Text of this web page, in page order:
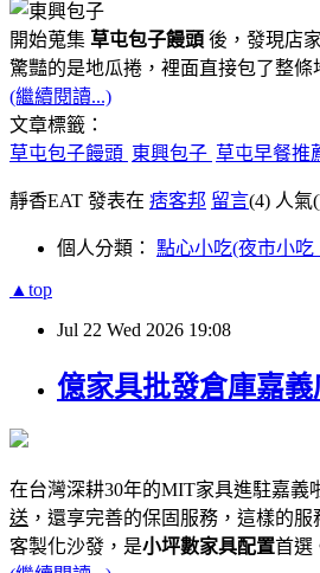
開始蒐集 草屯包子饅頭 後，發現店
驚豔的是地瓜捲，裡面直接包了整
(繼續閱讀...)
文章標籤：
草屯包子饅頭 東興包子 草屯早餐推
靜香EAT 發表在 痞客邦 留言(4) 人氣(
個人分類： 點心小吃(夜市小
▲top
Jul 22 Wed 2026 19:08
億家具批發倉庫嘉
在台灣深耕30年的MIT家具進駐嘉義
送 ，還享完善的保固服務，這樣的
客製化沙發，是小坪數家具配置首選